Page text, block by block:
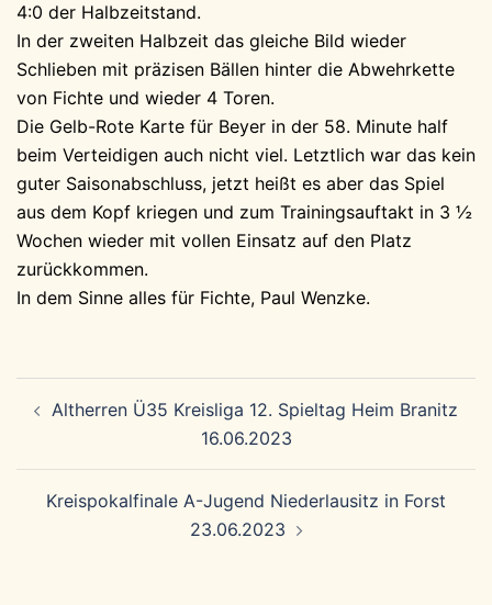
4:0 der Halbzeitstand.
In der zweiten Halbzeit das gleiche Bild wieder
Schlieben mit präzisen Bällen hinter die Abwehrkette
von Fichte und wieder 4 Toren.
Die Gelb-Rote Karte für Beyer in der 58. Minute half
beim Verteidigen auch nicht viel. Letztlich war das kein
guter Saisonabschluss, jetzt heißt es aber das Spiel
aus dem Kopf kriegen und zum Trainingsauftakt in 3 ½
Wochen wieder mit vollen Einsatz auf den Platz
zurückkommen.
In dem Sinne alles für Fichte, Paul Wenzke.
Beitragsnavigation
Altherren Ü35 Kreisliga 12. Spieltag Heim Branitz
16.06.2023
Kreispokalfinale A-Jugend Niederlausitz in Forst
23.06.2023